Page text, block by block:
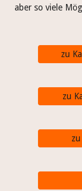
aber so viele
zu
zu